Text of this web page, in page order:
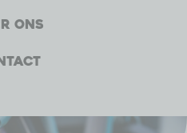
ons